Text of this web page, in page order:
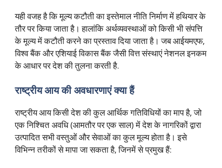
यही वजह है कि मूल्य कटौती का इस्तेमाल नीति निर्माण में हथियार के
तौर पर किया जाता है। हालांकि अर्थव्यवस्थाओं को किसी भी संपत्ति
के मूल्य में कटौती करने का प्रस्ताव दिया जाता है। जब आईयमएफ,
विश्व बैंक और एशियाई विकास बैंक जैसी वित्त संस्थाएं नेशनल इनकम
के आधार पर देश की तुलना करती है.
राष्ट्रीय आय की अवधारणाएं क्या हैं
राष्ट्रीय आय किसी देश की कुल आर्थिक गतिविधियों का माप है, जो
एक निश्चित अवधि (आमतौर पर एक साल) में देश के नागरिकों द्वारा
उत्पादित सभी वस्तुओं और सेवाओं का कुल मूल्य होता है। इसे
विभिन्न तरीकों से मापा जा सकता है, जिनमें से प्रमुख हैं: